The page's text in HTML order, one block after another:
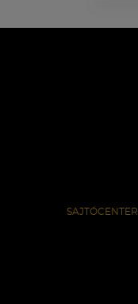
SAJTÓCENTER